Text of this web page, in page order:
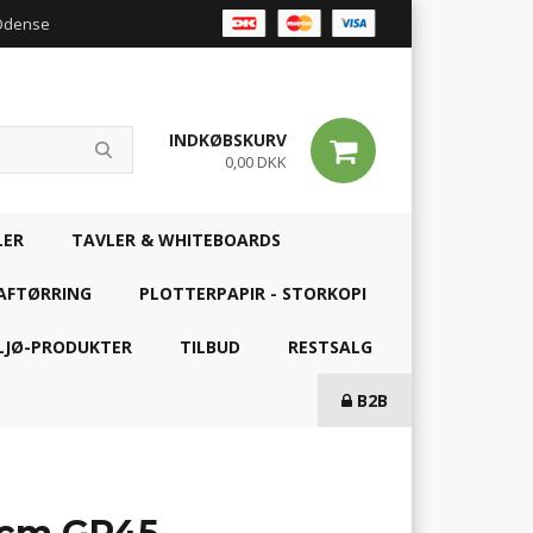
INDKØBSKURV
0,00 DKK
TAVLER & WHITEBOARDS
PLOTTERPAPIR - STORKOPI
PRODUKTER TILBUD RESTSALG
B2B